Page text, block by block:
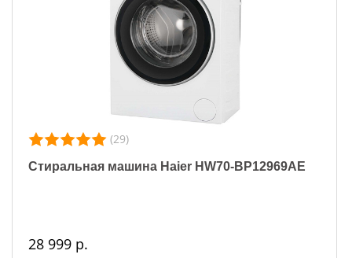
(29)
Стиральная машина Haier HW70-BP12969AE
28 999 р.